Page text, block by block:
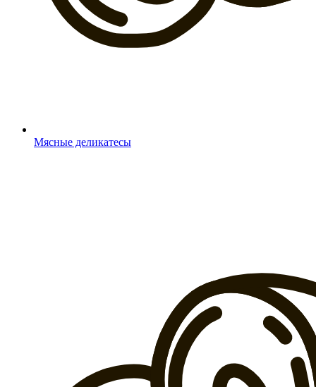
Мясные деликатесы